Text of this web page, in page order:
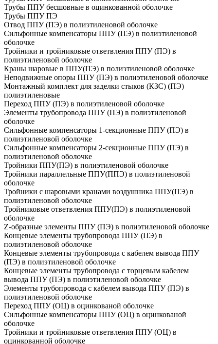
Трубы ППУ бесшовные в оцинкованной оболочке
Трубы ППУ ПЭ
Отвод ППУ (ПЭ) в полиэтиленовой оболочке
Сильфонные компенсаторы ППУ (ПЭ) в полиэтиленовой
оболочке
Тройники и тройниковые ответвления ППУ (ПЭ) в
полиэтиленовой оболочке
Краны шаровые в ППУ(ПЭ) в полиэтиленовой оболочке
Неподвижные опоры ППУ (ПЭ) в полиэтиленовой оболочке
Монтажный комплект для заделки стыков (КЗС) (ПЭ)
полиэтиленовые
Переход ППУ (ПЭ) в полиэтиленовой оболочке
Элементы трубопровода ППУ (ПЭ) в полиэтиленовой
оболочке
Сильфонные компенсаторы 1-секционные ППУ (ПЭ) в
полиэтиленовой оболочке
Сильфонные компенсаторы 2-секционные ППУ (ПЭ) в
полиэтиленовой оболочке
Тройники ППУ(ПЭ) в полиэтиленовой оболочке
Тройники параллельные ППУ(ППЭ) в полиэтиленовой
оболочке
Тройники с шаровыми кранами воздушника ППУ(ПЭ) в
полиэтиленовой оболочке
Тройниковые ответвления ППУ(ПЭ) в полиэтиленовой
оболочке
Z-образные элементы ППУ (ПЭ) в полиэтиленовой оболочке
Концевые элементы трубопровода ППУ (ПЭ) в
полиэтиленовой оболочке
Концевые элементы трубопровода с кабелем вывода ППУ
(ПЭ) в полиэтиленовой оболочке
Концевые элементы трубопровода с торцевым кабелем
вывода ППУ (ПЭ) в полиэтиленовой оболочке
Элементы трубопровода с кабелем вывода ППУ (ПЭ) в
полиэтиленовой оболочке
Переход ППУ (ОЦ) в оцинкованой оболочке
Сильфонные компенсаторы ППУ (ОЦ) в оцинкованой
оболочке
Тройники и тройниковые ответвления ППУ (ОЦ) в
оцинкованной оболочке